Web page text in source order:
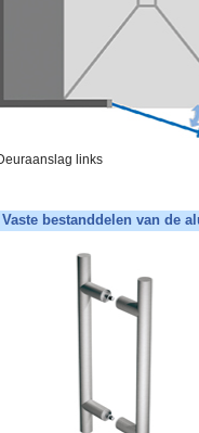
Deuraanslag links
Vaste bestanddelen van de